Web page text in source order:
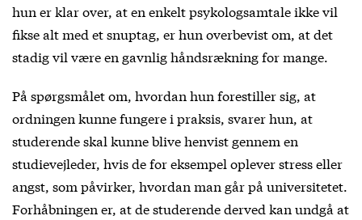
hun er klar over, at en enkelt psykologsamtale ikke vil
fikse alt med et snuptag, er hun overbevist om, at det
stadig vil være en gavnlig håndsrækning for mange.
På spørgsmålet om, hvordan hun forestiller sig, at
ordningen kunne fungere i praksis, svarer hun, at
studerende skal kunne blive henvist gennem en
studievejleder, hvis de for eksempel oplever stress eller
angst, som påvirker, hvordan man går på universitetet.
Forhåbningen er, at de studerende derved kan undgå at